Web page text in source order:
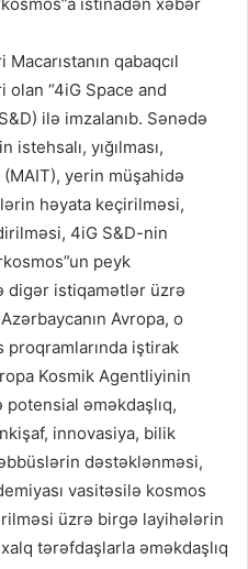
istinadən xəbər
qabaqcıl
“4iG Space and
ilə imzalanıb. Sənədə
yığılması,
yerin müşahidə
həyata keçirilməsi,
4iG S&D-nin
peyk
digər istiqamətlər üzrə
Avropa, o
proqramlarında iştirak
Kosmik Agentliyinin
əməkdaşlıq,
innovasiya, bilik
dəstəklənməsi,
vasitəsilə kosmos
üzrə birgə layihələrin
tərəfdaşlarla əməkdaşlıq